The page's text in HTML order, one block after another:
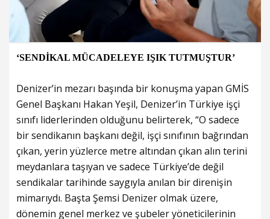
‘SENDİKAL MÜCADELEYE IŞIK TUTMUŞTUR’
Denizer’in mezarı başında bir konuşma yapan GMİS
Genel Başkanı Hakan Yeşil, Denizer’in Türkiye işçi
sınıfı liderlerinden olduğunu belirterek, “O sadece
bir sendikanın başkanı değil, işçi sınıfının bağrından
çıkan, yerin yüzlerce metre altından çıkan alın terini
meydanlara taşıyan ve sadece Türkiye’de değil
sendikalar tarihinde saygıyla anılan bir direnişin
mimarıydı. Başta Şemsi Denizer olmak üzere,
dönemin genel merkez ve şubeler yöneticilerinin